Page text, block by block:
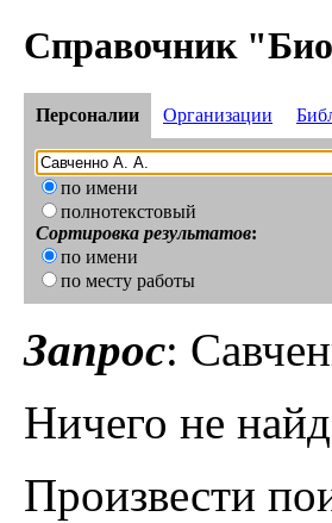
Справочник
Персоналии Организации
по имени
полнотекстовый
Сортировка результатов:
по имени
по месту работы
Запрос:
Ничего не
Произвести